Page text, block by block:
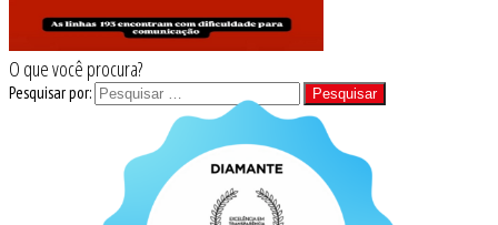
O que você procura?
Pesquisar por: